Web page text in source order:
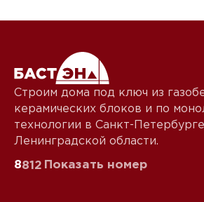
Строим дома под ключ из
керамических блоков и по
технологии в Санкт-
Ленинградской области.
8812 Показать номер